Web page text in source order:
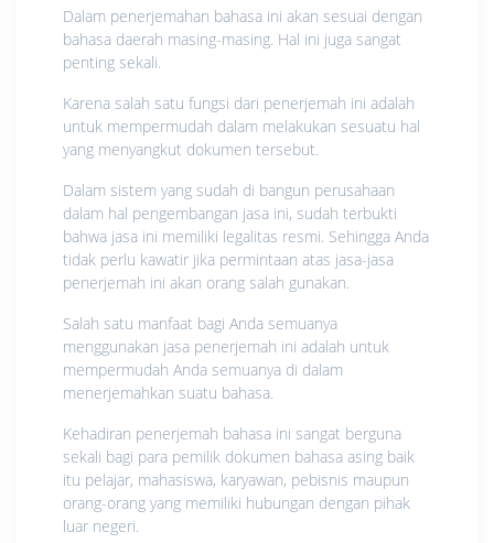
Dalam penerjemahan bahasa ini akan sesuai dengan
bahasa daerah masing-masing. Hal ini juga sangat
penting sekali.
Karena salah satu fungsi dari penerjemah ini adalah
untuk mempermudah dalam melakukan sesuatu hal
yang menyangkut dokumen tersebut.
Dalam sistem yang sudah di bangun perusahaan
dalam hal pengembangan jasa ini, sudah terbukti
bahwa jasa ini memiliki legalitas resmi. Sehingga Anda
tidak perlu kawatir jika permintaan atas jasa-jasa
penerjemah ini akan orang salah gunakan.
Salah satu manfaat bagi Anda semuanya
menggunakan jasa penerjemah ini adalah untuk
mempermudah Anda semuanya di dalam
menerjemahkan suatu bahasa.
Kehadiran penerjemah bahasa ini sangat berguna
sekali bagi para pemilik dokumen bahasa asing baik
itu pelajar, mahasiswa, karyawan, pebisnis maupun
orang-orang yang memiliki hubungan dengan pihak
luar negeri.